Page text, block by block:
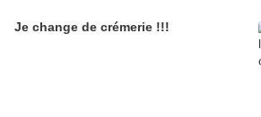
Je change de crémerie !!!